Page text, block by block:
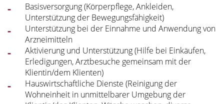
Basisversorgung (Körperpflege, Ankleiden,
Unterstützung der Bewegungsfähigkeit)
Unterstützung bei der Einnahme und Anwendung von
Arzneimitteln
Aktivierung und Unterstützung (Hilfe bei Einkäufen,
Erledigungen, Arztbesuche gemeinsam mit der
Klientin/dem Klienten)
Hauswirtschaftliche Dienste (Reinigung der
Wohneinheit in unmittelbarer Umgebung der